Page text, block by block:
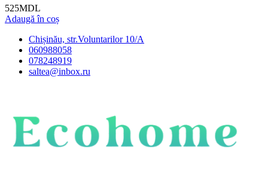
525MDL
Adaugă în coș
Chișinău, str.Voluntarilor 10/A
060988058
078248919
saltea@inbox.ru